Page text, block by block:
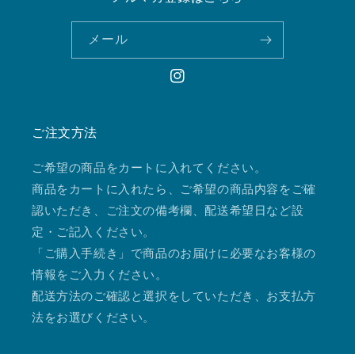
メール
Instagram
ご注文方法
ご希望の商品をカートに入れてください。
商品をカートに入れたら、ご希望の商品内容をご確
認いただき、ご注文の備考欄、配送希望日など設
定・ご記入ください。
「ご購入手続き」で商品のお届けに必要なお客様の
情報をご入力ください。
配送方法のご確認と選択をしていただき、お支払方
法をお選びください。